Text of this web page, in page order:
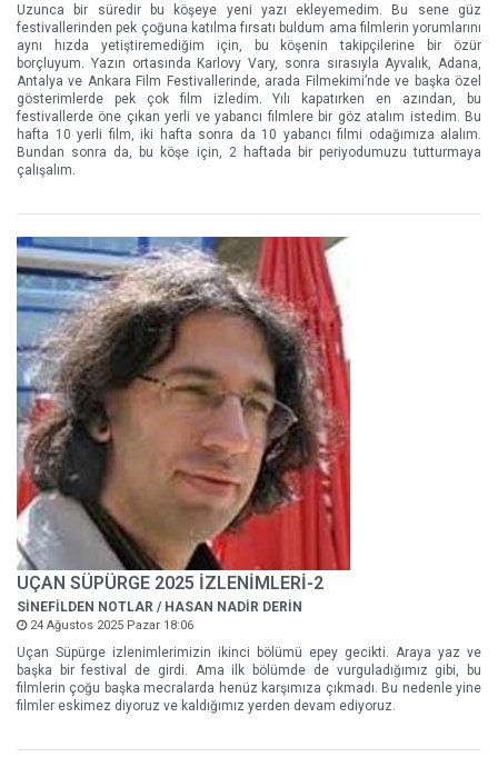
Uzunca bir süredir bu köşeye yeni yazı ekleyemedim. Bu sene güz
festivallerinden pek çoğuna katılma fırsatı buldum ama filmlerin yorumlarını
aynı hızda yetiştiremediğim için, bu köşenin takipçilerine bir özür
borçluyum. Yazın ortasında Karlovy Vary, sonra sırasıyla Ayvalık, Adana,
Antalya ve Ankara Film Festivallerinde, arada Filmekimi’nde ve başka özel
gösterimlerde pek çok film izledim. Yılı kapatırken en azından, bu
festivallerde öne çıkan yerli ve yabancı filmlere bir göz atalım istedim. Bu
hafta 10 yerli film, iki hafta sonra da 10 yabancı filmi odağımıza alalım.
Bundan sonra da, bu köşe için, 2 haftada bir periyodumuzu tutturmaya
çalışalım.
UÇAN SÜPÜRGE 2025 İZLENİMLERİ-2
SİNEFİLDEN NOTLAR / HASAN NADİR DERİN
24 Ağustos 2025 Pazar 18:06
Uçan Süpürge izlenimlerimizin ikinci bölümü epey gecikti. Araya yaz ve
başka bir festival de girdi. Ama ilk bölümde de vurguladığımız gibi, bu
filmlerin çoğu başka mecralarda henüz karşımıza çıkmadı. Bu nedenle yine
filmler eskimez diyoruz ve kaldığımız yerden devam ediyoruz.